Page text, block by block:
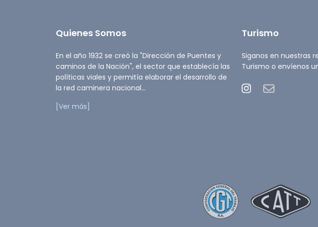
Quienes Somos
En el año 1932 se creó la "Dirección de Puentes y
caminos de la Nación", el sector que establecía las
políticas viales y permitía elaborar el desarrollo de
la red caminera nacional...
[Ver más]
Turismo
Siganos en nuestras
Turismo o envíenos